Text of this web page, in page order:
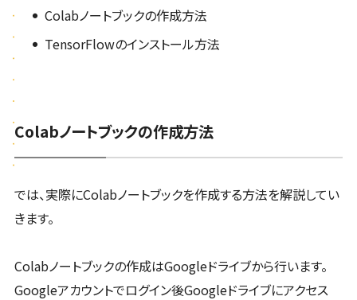
Colabノートブックの作成方法
TensorFlowのインストール方法
Colabノートブックの作成方法
では、実際にColabノートブックを作成する方法を解説してい
きます。
Colabノートブックの作成はGoogleドライブから行います。
Googleアカウントでログイン後Googleドライブにアクセス